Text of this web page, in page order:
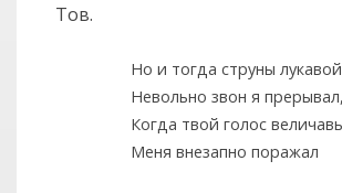
Тов.
Но и тогда струны лукавой
Невольно звон я прерывал,
Когда твой голос
Меня внезапно поражал